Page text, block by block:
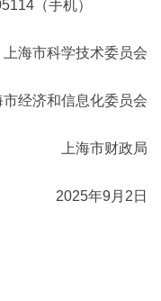
（手机）
市科学技术委员会
济和信息化委员会
上海市财政局
2025年9月2日